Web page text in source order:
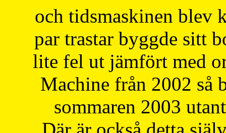
och tidsmaskinen blev
par trastar byggde sitt
lite fel ut jämfört med
Machine från 2002 så
sommaren 2003